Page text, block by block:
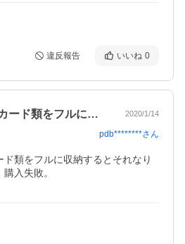
違反報告 いいね 0
製品自体は薄いが、カード類をフルに収納… 2020/1/14
pdb********さん
類をフルに収納するとそれなり
入失敗。